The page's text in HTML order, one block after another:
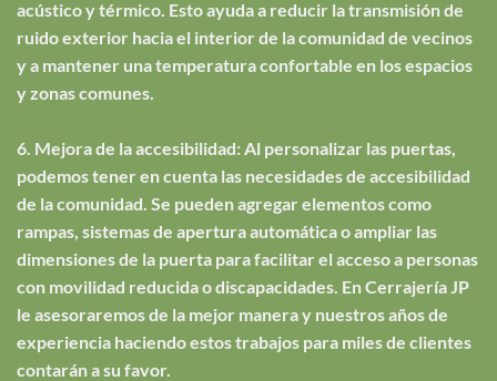
acústico y térmico. Esto ayuda a reducir la transmisión de
ruido exterior hacia el interior de la comunidad de vecinos
y a mantener una temperatura confortable en los espacios
y zonas comunes.
6. Mejora de la accesibilidad: Al personalizar las puertas,
podemos tener en cuenta las necesidades de accesibilidad
de la comunidad. Se pueden agregar elementos como
rampas, sistemas de apertura automática o ampliar las
dimensiones de la puerta para facilitar el acceso a personas
con movilidad reducida o discapacidades. En Cerrajería JP
le asesoraremos de la mejor manera y nuestros años de
experiencia haciendo estos trabajos para miles de clientes
contarán a su favor.